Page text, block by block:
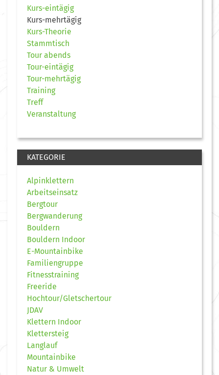
Kurs-eintägig
Kurs-mehrtägig
Kurs-Theorie
Stammtisch
Tour abends
Tour-eintägig
Tour-mehrtägig
Training
Treff
Veranstaltung
KATEGORIE
Alpinklettern
Arbeitseinsatz
Bergtour
Bergwanderung
Bouldern
Bouldern Indoor
E-Mountainbike
Familiengruppe
Fitnesstraining
Freeride
Hochtour/Gletschertour
JDAV
Klettern Indoor
Klettersteig
Langlauf
Mountainbike
Natur & Umwelt